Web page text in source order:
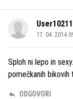
17. 04. 2014
Sploh ni lepo in
pomečkanih bikovih
ODGOVORI